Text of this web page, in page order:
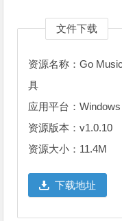
文件下载
资源名称：Go
具
应用平台：Windows
资源版本：v1.0.10
资源大小：11.4M
下载地址